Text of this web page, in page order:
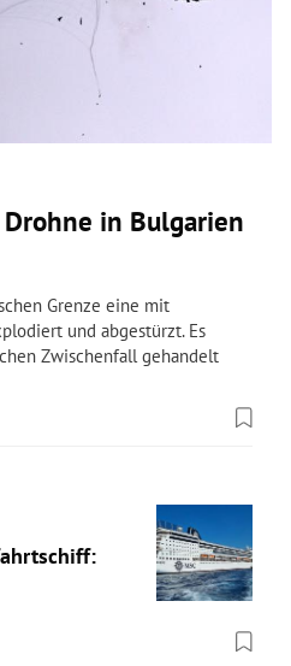
in Bulgarien
Grenze eine mit
und abgestürzt. Es
Zwischenfall gehandelt